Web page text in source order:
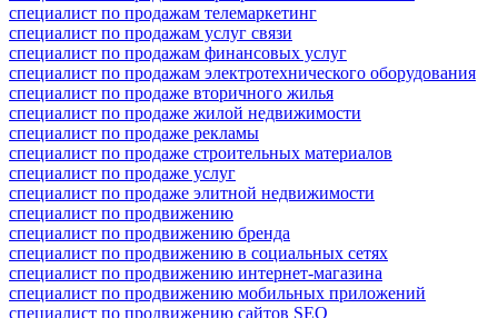
специалист по продажам телемаркетинг
специалист по продажам услуг связи
специалист по продажам финансовых услуг
специалист по продажам электротехнического оборудования
специалист по продаже вторичного жилья
специалист по продаже жилой недвижимости
специалист по продаже рекламы
специалист по продаже строительных материалов
специалист по продаже услуг
специалист по продаже элитной недвижимости
специалист по продвижению
специалист по продвижению бренда
специалист по продвижению в социальных сетях
специалист по продвижению интернет-магазина
специалист по продвижению мобильных приложений
специалист по продвижению сайтов SEO